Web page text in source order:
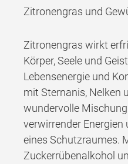
Zitronengras und
Zitronengras wirkt
Körper, Seele und
Lebensenergie und
mit Sternanis, Nelken
wundervolle
verwirrender
eines Schutzraumes.
Zuckerrübenalkohol